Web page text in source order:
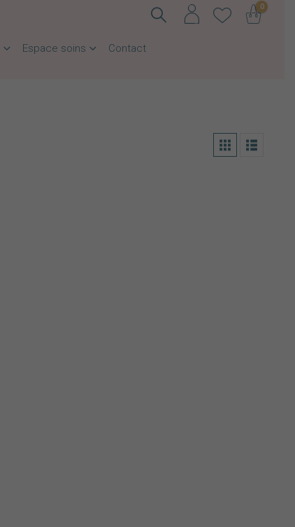
0
Espace soins Contact